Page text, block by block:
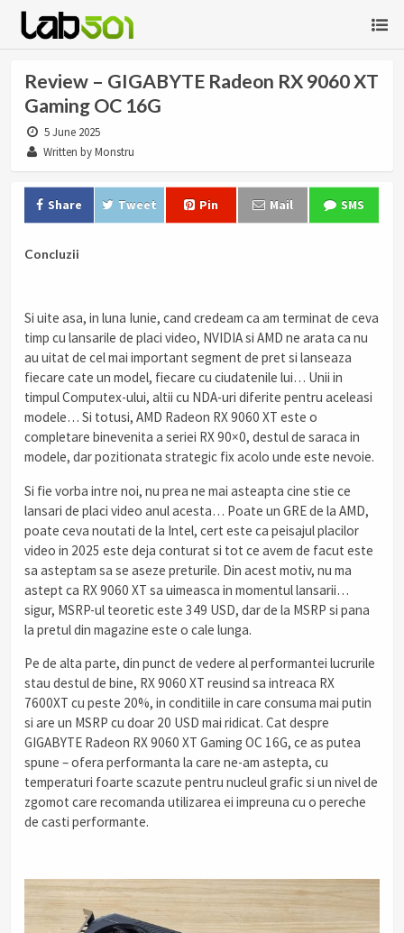
Review – GIGABYTE Radeon RX 9060 XT
Gaming OC 16G
5 June 2025
Written by Monstru
Share Tweet Pin Mail SMS
Concluzii
Si uite asa, in luna Iunie, cand credeam ca am terminat de ceva
timp cu lansarile de placi video, NVIDIA si AMD ne arata ca nu
au uitat de cel mai important segment de pret si lanseaza
fiecare cate un model, fiecare cu ciudatenile lui… Unii in
timpul Computex-ului, altii cu NDA-uri diferite pentru aceleasi
modele… Si totusi, AMD Radeon RX 9060 XT este o
completare binevenita a seriei RX 90×0, destul de saraca in
modele, dar pozitionata strategic fix acolo unde este nevoie.
Si fie vorba intre noi, nu prea ne mai asteapta cine stie ce
lansari de placi video anul acesta… Poate un GRE de la AMD,
poate ceva noutati de la Intel, cert este ca peisajul placilor
video in 2025 este deja conturat si tot ce avem de facut este
sa asteptam sa se aseze preturile. Din acest motiv, nu ma
astept ca RX 9060 XT sa uimeasca in momentul lansarii…
sigur, MSRP-ul teoretic este 349 USD, dar de la MSRP si pana
la pretul din magazine este o cale lunga.
Pe de alta parte, din punct de vedere al performantei lucrurile
stau destul de bine, RX 9060 XT reusind sa intreaca RX
7600XT cu peste 20%, in conditiile in care consuma mai putin
si are un MSRP cu doar 20 USD mai ridicat. Cat despre
GIGABYTE Radeon RX 9060 XT Gaming OC 16G, ce as putea
spune – ofera performanta la care ne-am astepta, cu
temperaturi foarte scazute pentru nucleul grafic si un nivel de
zgomot care recomanda utilizarea ei impreuna cu o pereche
de casti performante.